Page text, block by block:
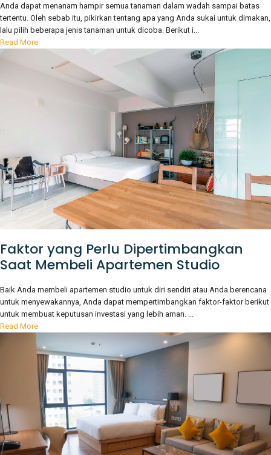
Anda dapat menanam hampir semua tanaman dalam wadah sampai batas
tertentu. Oleh sebab itu, pikirkan tentang apa yang Anda sukai untuk dimakan,
lalu pilih beberapa jenis tanaman untuk dicoba. Berikut i...
Read More
Faktor yang Perlu Dipertimbangkan
Saat Membeli Apartemen Studio
Baik Anda membeli apartemen studio untuk diri sendiri atau Anda berencana
untuk menyewakannya, Anda dapat mempertimbangkan faktor-faktor berikut
untuk membuat keputusan investasi yang lebih aman. ...
Read More